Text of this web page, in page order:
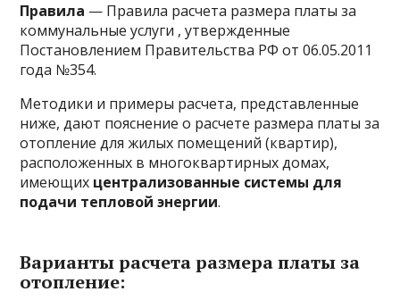
Правила — Правила расчета размера платы за
коммунальные услуги , утвержденные
Постановлением Правительства РФ от 06.05.2011
года №354.
Методики и примеры расчета, представленные
ниже, дают пояснение о расчете размера платы за
отопление для жилых помещений (квартир),
расположенных в многоквартирных домах,
имеющих централизованные системы для
подачи тепловой энергии.
Варианты расчета размера платы за
отопление: